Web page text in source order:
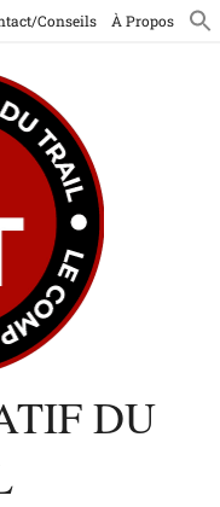
Conseils À Propos
DU